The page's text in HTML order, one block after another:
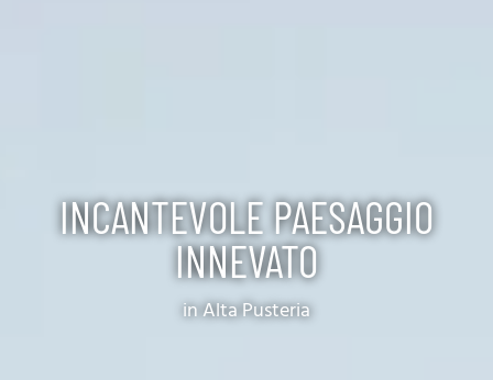
INCANTEVOLE PAESAGGIO
INNEVATO
in Alta Pusteria